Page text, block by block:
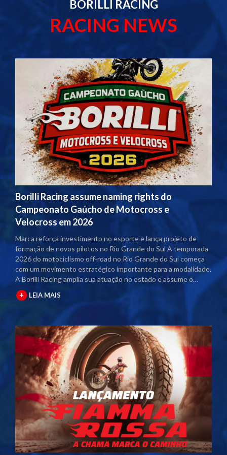
BORILLI RACING
RACING NEWS
Borilli Racing assume naming rights do
Campeonato Gaúcho de Motocross e
Velocross em 2026
Marca reforça investimento no esporte e lança projeto de
formação de novos pilotos no Rio Grande do Sul A temporada
2026 do motociclismo off-road no Rio Grande do Sul começa
com um movimento estratégico importante para a modalidade.
A Borilli Racing amplia sua atuação no estado e assume o
naming rights dos principais campeonatos regionais. Com o
acordo firmado junto à Federação Gaúcha de Motociclismo
(FGM), as competições passam a contar com a marca no título
oficial. A partir desta temporada, os eventos serão
denominados Campeonato Gaúcho Borilli Racing de
Motocross e Campeonato Gaúcho Borilli Racing de Velocross.
A parceria fortalece o calendário estadual e eleva o nível das
competições. Além disso, amplia a estrutura dos eventos e
gera mais visibilidade para pilotos, equipes e patrocinadores
envolvidos. Borilli amplia protagonismo no motociclismo
gaúcho A Borilli Racing já possui uma trajetória consolidada
dentro do Campeonato Gaúcho. A marca apoia a modalidade
há cerca de uma década e, em 2026, dá um passo além ao
assumir a posição de patrocinadora máster. O novo momento
reforça o compromisso da empresa com o desenvolvimento do
esporte. A atuação direta nos campeonatos posiciona a Borilli
como uma das principais incentivadoras do motociclismo off-
+ LEIA MAIS